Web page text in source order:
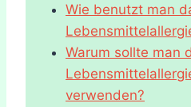
Wie benutzt man
Warum sollte man
verwenden?